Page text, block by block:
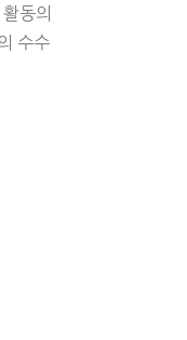
동의
수수